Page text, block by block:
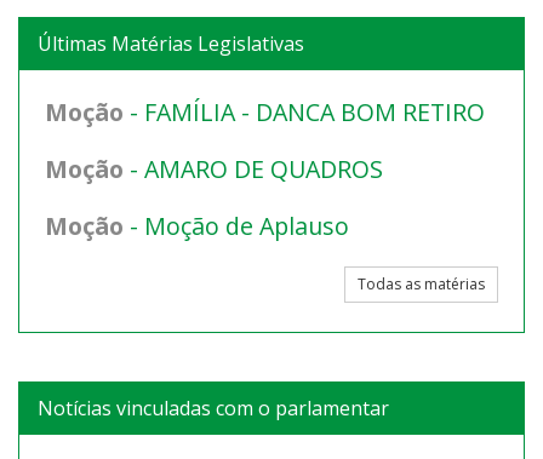
Últimas Matérias Legislativas
Moção - FAMÍLIA - DANCA BOM RETIRO
Moção - AMARO DE QUADROS
Moção - Moção de Aplauso
Todas as matérias
Notícias vinculadas com o parlamentar